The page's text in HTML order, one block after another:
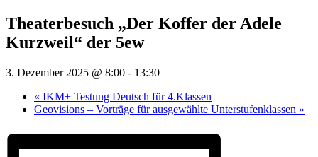
Theaterbesuch „Der Koffer der Adele
Kurzweil“ der 5ew
3. Dezember 2025 @ 8:00 - 13:30
« IKM+ Testung Deutsch für 4.Klassen
Geovisions – Vorträge für ausgewählte Unterstufenklassen »